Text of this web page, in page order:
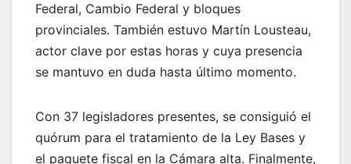
Federal, Cambio Federal y bloques
provinciales. También estuvo Martín Lousteau,
actor clave por estas horas y cuya presencia
se mantuvo en duda hasta último momento.
Con 37 legisladores presentes, se consiguió el
quórum para el tratamiento de la Ley Bases y
el paquete fiscal en la Cámara alta. Finalmente,